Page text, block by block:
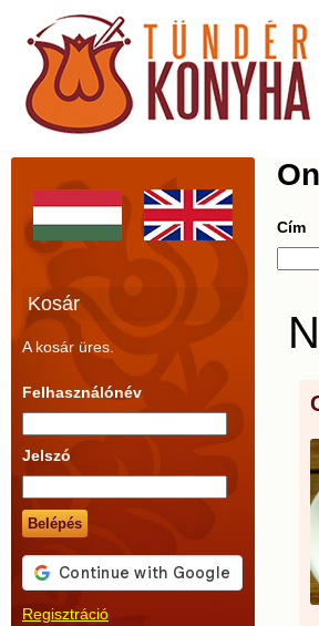
Kosár
A kosár üres.
Felhasználónév
Jelszó
Belépés
Regisztráció
Cím